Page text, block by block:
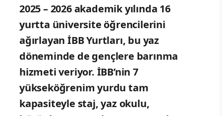
2025 – 2026 akademik yılında 16
yurtta üniversite öğrencilerini
ağırlayan İBB Yurtları, bu yaz
döneminde de gençlere barınma
hizmeti veriyor. İBB’nin 7
yükseköğrenim yurdu tam
kapasiteyle staj, yaz okulu,